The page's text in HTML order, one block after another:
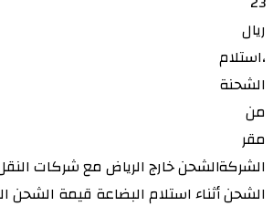
بلقرن
بيش
بقيق
الشحن خارج الرياض مع شركات